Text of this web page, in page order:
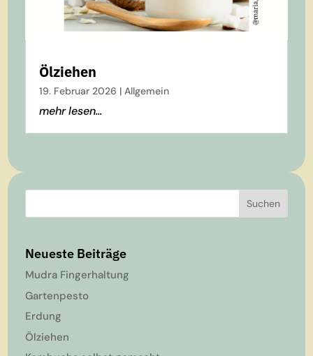
Ölziehen
19. Februar 2026 |Allgemein
mehr lesen...
Suchen
Neueste Beiträge
Mudra Fingerhaltung
Gartenpesto
Erdung
Ölziehen